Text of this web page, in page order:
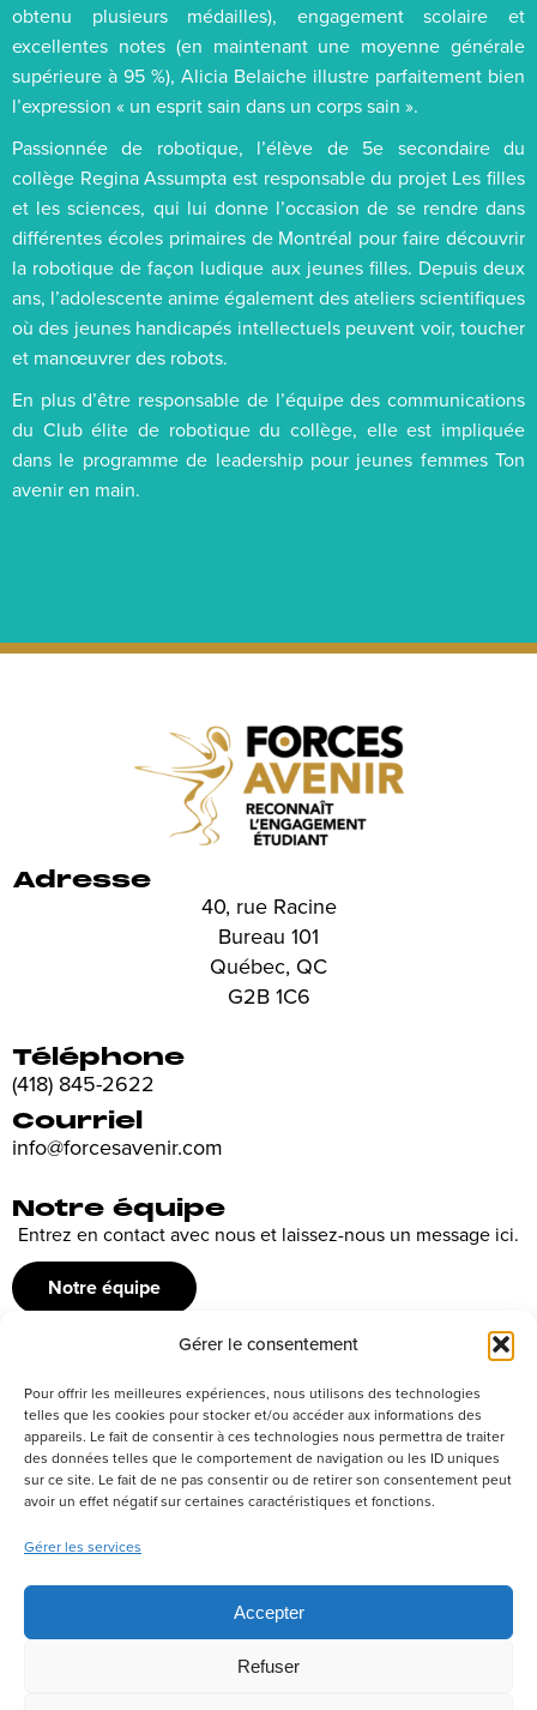
Gérer le consentement
Pour offrir les meilleures expériences, nous utilisons des technologies
telles que les cookies pour stocker et/ou accéder aux informations des
appareils. Le fait de consentir à ces technologies nous permettra de traiter
des données telles que le comportement de navigation ou les ID uniques
sur ce site. Le fait de ne pas consentir ou de retirer son consentement peut
avoir un effet négatif sur certaines caractéristiques et fonctions.
Gérer les services
Accepter
Refuser
obtenu plusieurs médailles), engagement scolaire et
excellentes notes (en maintenant une moyenne générale
supérieure à 95 %), Alicia Belaiche illustre parfaitement bien
l’expression « un esprit sain dans un corps sain ».
Passionnée de robotique, l’élève de 5e secondaire du
collège Regina Assumpta est responsable du projet Les filles
et les sciences, qui lui donne l’occasion de se rendre dans
différentes écoles primaires de Montréal pour faire découvrir
la robotique de façon ludique aux jeunes filles. Depuis deux
ans, l’adolescente anime également des ateliers scientifiques
où des jeunes handicapés intellectuels peuvent voir, toucher
et manœuvrer des robots.
En plus d’être responsable de l’équipe des communications
du Club élite de robotique du collège, elle est impliquée
dans le programme de leadership pour jeunes femmes Ton
avenir en main.
Adresse
40, rue Racine
Bureau 101
Québec, QC
G2B 1C6
Téléphone
(418) 845-2622
Courriel
info@forcesavenir.com
Notre équipe
Entrez en contact avec nous et laissez-nous un message ici.
Notre équipe
Recrutement
Découvrez nos offres d’emploi ou envoyez votre candidature
spontanée
Postuler